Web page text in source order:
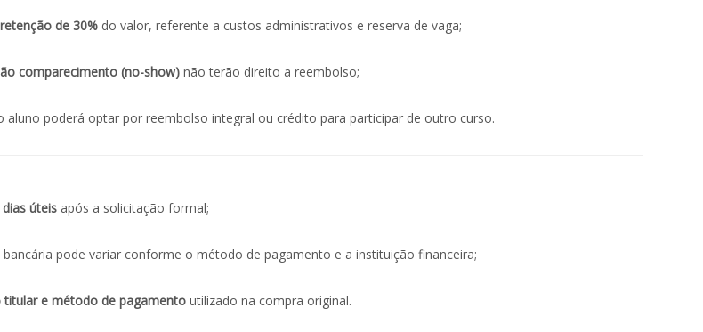
retenção de 30% do valor, referente a custos administrativos e reserva de vaga;
comparecimento (no-show) não terão direito a reembolso;
aluno poderá optar por reembolso integral ou crédito para participar de outro curso.
úteis após a solicitação formal;
pode variar conforme o método de pagamento e a instituição financeira;
titular e método de pagamento utilizado na compra original.